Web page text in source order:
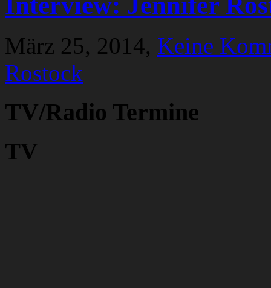
März 25, 2014, Keine
Rostock
TV/Radio Termine
TV